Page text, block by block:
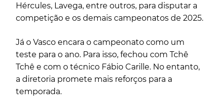
Hércules, Lavega, entre outros, para disputar a
competição e os demais campeonatos de 2025.
Já o Vasco encara o campeonato como um
teste para o ano. Para isso, fechou com Tchê
Tchê e com o técnico Fábio Carille. No entanto,
a diretoria promete mais reforços para a
temporada.